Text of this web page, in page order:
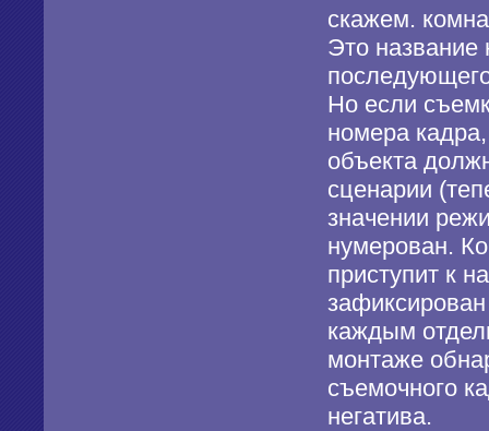
скажем.
Это название
Но если
номера
объекта
сценарии
значении
нумерован.
приступит к
каждым
монтаже
съемочного
негатива.